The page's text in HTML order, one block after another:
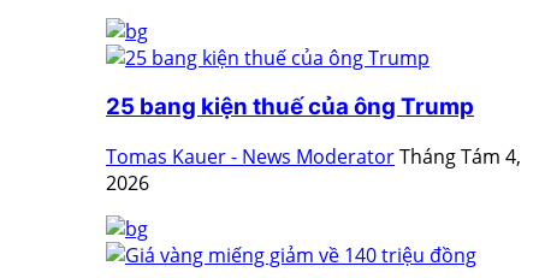
25 bang kiện thuế của ông Trump
Tomas Kauer - News ModeratorTháng Tám 4,
2026